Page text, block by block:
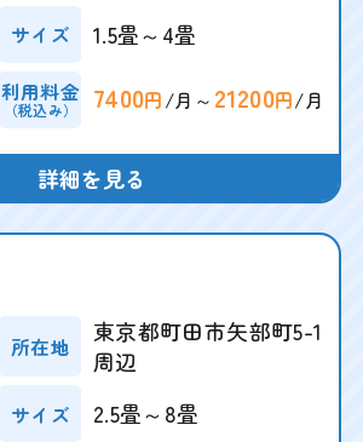
サイズ 1.5畳～4畳
利用料金
（税込み） 7400円/月～ 21200円/月
詳細を見る
所在地
東京都町田市矢部町5-1
周辺
サイズ 2.5畳～8畳